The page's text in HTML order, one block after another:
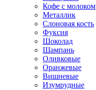
Кофе с молоком
Металлик
Слоновая кость
Фуксия
Шоколад
Шампань
Оливковые
Оранжевые
Вишневые
Изумрудные